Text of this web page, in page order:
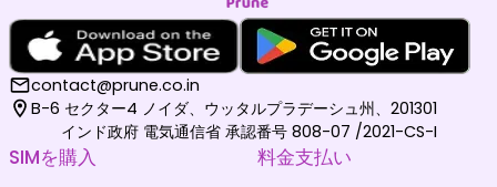
contact@prune.co.in
B-6 セクター4 ノイダ、ウッタルプラデーシュ州、201301
インド政府 電気通信省 承認番号 808-07 /2021-CS-I
SIMを購入 料金支払い